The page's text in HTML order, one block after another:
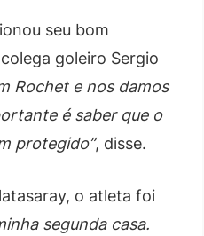
seu bom
goleiro Sergio
Rochet e nos damos
é saber que o
protegido”, disse.
o atleta foi
segunda casa.